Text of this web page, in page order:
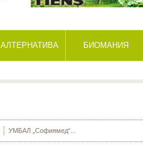
АЛТЕРНАТИВА БИОМАНИЯ
УМБАЛ „Софиямед“...